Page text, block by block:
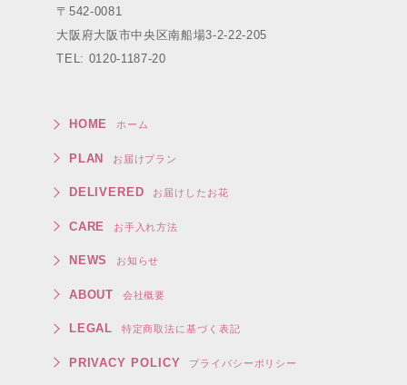
〒542-0081
大阪府大阪市中央区南船場3-2-22-205
TEL: 0120-1187-20
HOME ホーム
PLAN お届けプラン
DELIVERED お届けしたお花
CARE お手入れ方法
NEWS お知らせ
ABOUT 会社概要
LEGAL 特定商取法に基づく表記
PRIVACY POLICY プライバシーポリシー